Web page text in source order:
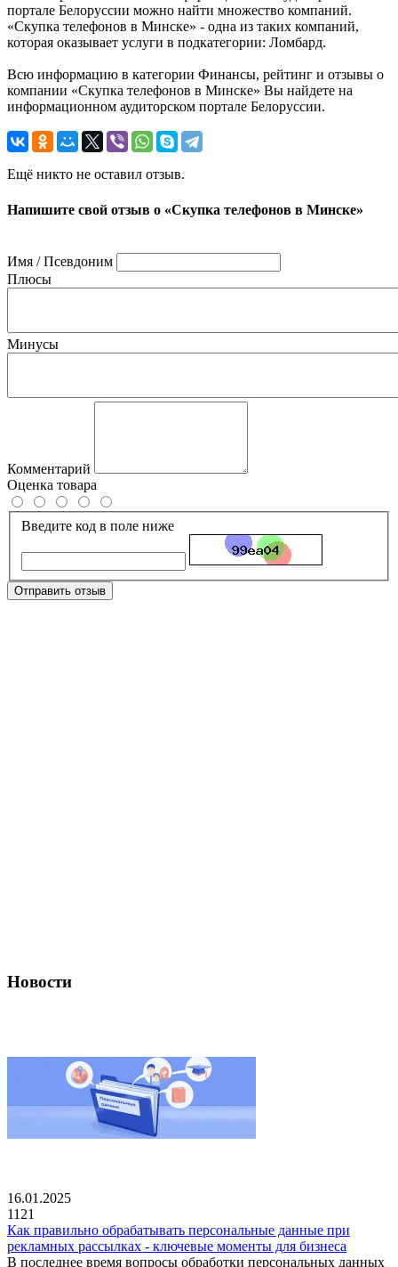
портале Белоруссии можно найти множество компаний.
«Скупка телефонов в Минске» - одна из таких компаний,
которая оказывает услуги в подкатегории: Ломбард.
Всю информацию в категории Финансы, рейтинг и отзывы о
компании «Скупка телефонов в Минске» Вы найдете на
информационном аудиторском портале Белоруссии.
Ещё никто не оставил отзыв.
Напишите свой отзыв о «Скупка телефонов в Минске»
Имя / Псевдоним
Плюсы
Минусы
Комментарий
Оценка товара
Введите код в поле ниже
Отправить отзыв
Новости
16.01.2025
1121
Как правильно обрабатывать персональные данные при
рекламных рассылках - ключевые моменты для бизнеса
В последнее время вопросы обработки персональных данных